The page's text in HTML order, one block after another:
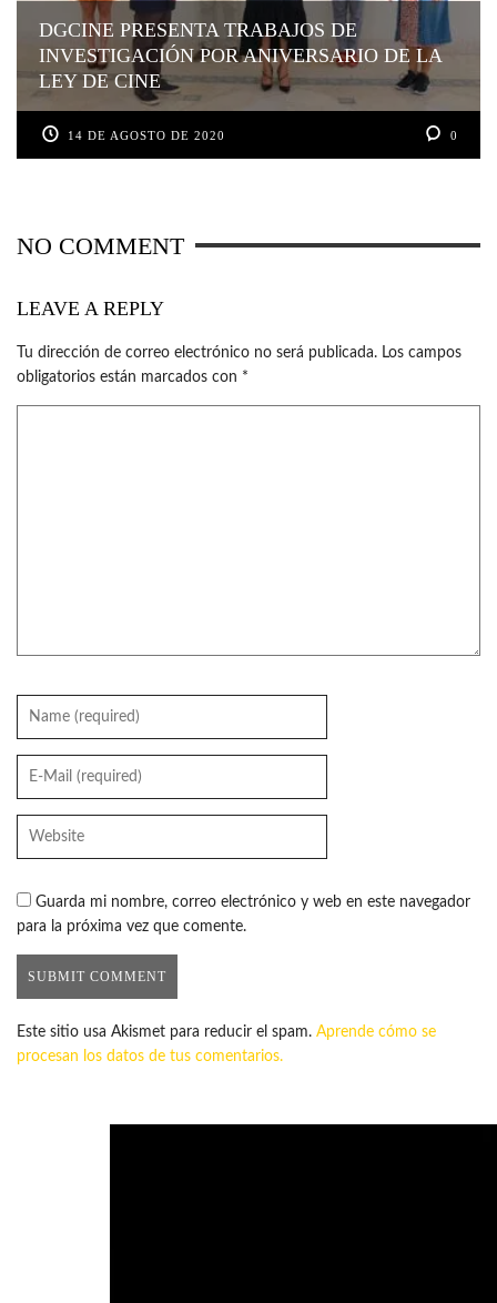
DGCINE PRESENTA TRABAJOS DE
INVESTIGACIÓN POR ANIVERSARIO DE LA
LEY DE CINE
14 DE AGOSTO DE 2020 0
NO COMMENT
LEAVE A REPLY
Tu dirección de correo electrónico no será publicada. Los campos
obligatorios están marcados con *
Guarda mi nombre, correo electrónico y web en este navegador
para la próxima vez que comente.
Este sitio usa Akismet para reducir el spam. Aprende cómo se
procesan los datos de tus comentarios.